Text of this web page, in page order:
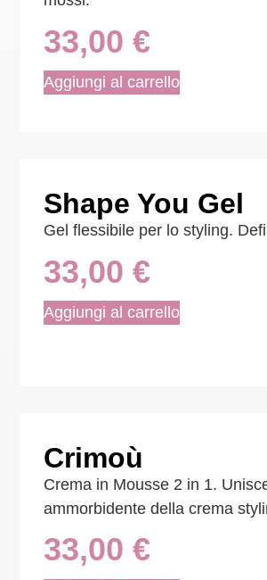
33,00 €
Aggiungi al carrello
Shape You Gel
Gel flessibile per lo styling.
33,00 €
Aggiungi al carrello
Crimoù
Crema in Mousse 2 in 1.
ammorbidente della crema
33,00 €